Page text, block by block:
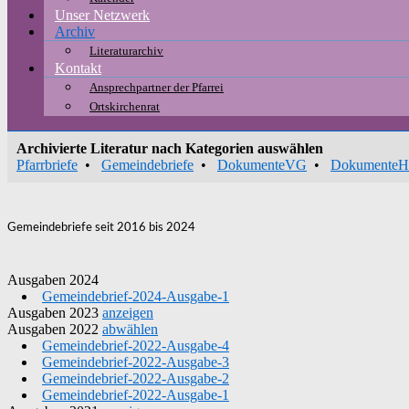
Unser Netzwerk
Archiv
Literaturarchiv
Kontakt
Ansprechpartner der Pfarrei
Ortskirchenrat
Archivierte Literatur nach Kategorien auswählen
Pfarrbriefe • Gemeindebriefe • DokumenteVG •
Gemeindebriefe seit 2016 bis 2024
Ausgaben 2024
Gemeindebrief-2024-Ausgabe-1
Ausgaben 2023 anzeigen
Ausgaben 2022 abwählen
Gemeindebrief-2022-Ausgabe-4
Gemeindebrief-2022-Ausgabe-3
Gemeindebrief-2022-Ausgabe-2
Gemeindebrief-2022-Ausgabe-1